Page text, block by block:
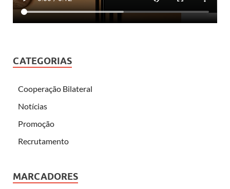
CATEGORIAS
Cooperação Bilateral
Notícias
Promoção
Recrutamento
MARCADORES